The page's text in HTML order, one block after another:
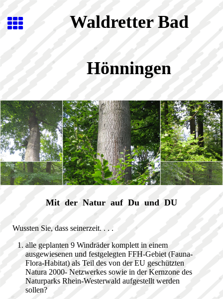
Waldretter Bad
Hönningen
Mit der Natur auf Du und DU
Wussten Sie, dass seinerzeit. . . .
alle geplanten 9 Windräder komplett in einem
ausgewiesenen und festgelegten FFH-Gebiet (Fauna-
Flora-Habitat) als Teil des von der EU geschützten
Natura 2000- Netzwerkes sowie in der Kernzone des
Naturparks Rhein-Westerwald aufgestellt werden
sollen?